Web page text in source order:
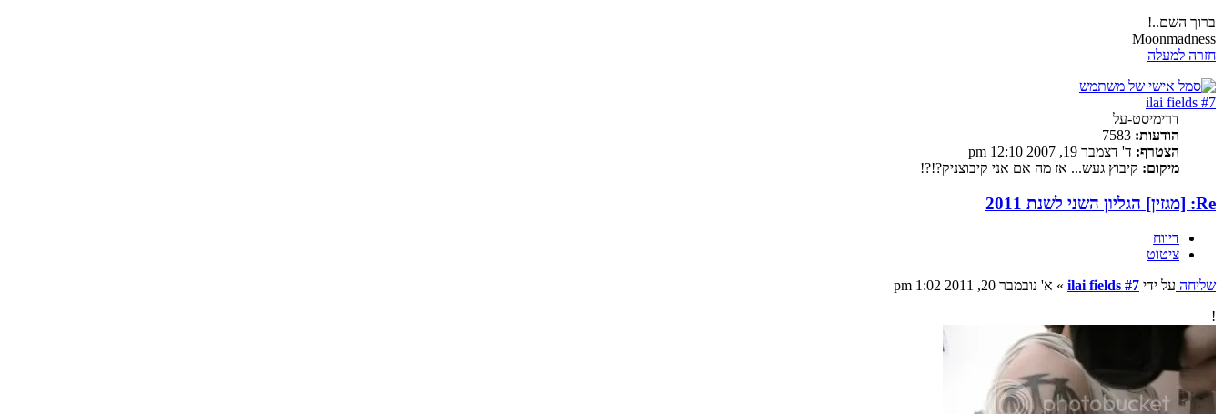
ברוך השם..!
Moonmadness
חזרה למעלה
ilai fields #7
דרימיסט-על
הודעות:
הצטרף: ד' דצמבר 19, 2007 12:10 pm
מיקום: קיבוץ געש... אז מה אם אני קיבוצניק?!?!
Re: [מגזין] הגליון השני לשנת 2011
דיווח
ציטוט
שליחה על ידי ilai fields #7
» א' נובמבר 20, 2011 1:02 pm
!